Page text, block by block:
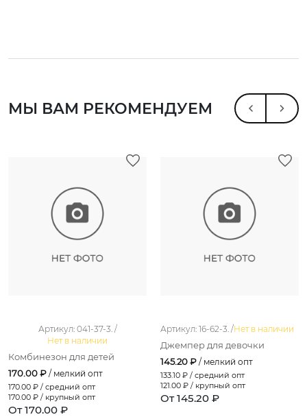
МЫ ВАМ РЕКОМЕНДУЕМ
Артикул: 041-37-3. /
Нет в наличии
Комбинезон для детей
170.00 ₽ / мелкий опт
170.00 ₽ / средний опт
170.00 ₽ / крупный опт
От 170.00 ₽
Артикул: 16-62-3. /Нет в наличии
Джемпер для девочки
145.20 ₽ / мелкий опт
133.10 ₽ / средний опт
121.00 ₽ / крупный опт
От 145.20 ₽